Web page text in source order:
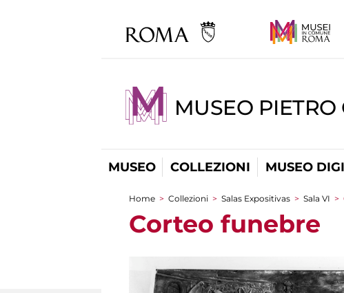
MUSEO
MUSEO COLLEZIONI MUSEO
You are here
Home > Collezioni > Salas Expositivas > Sala VI >
Corteo funebre